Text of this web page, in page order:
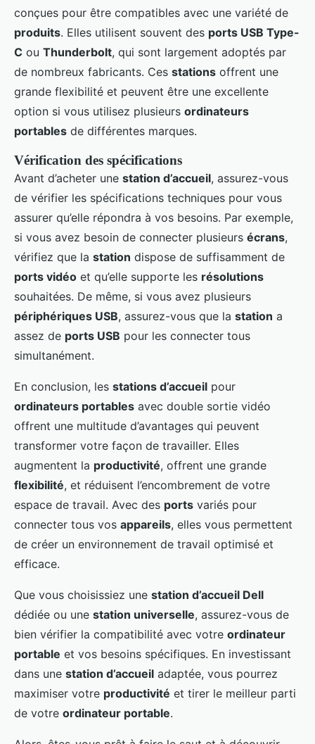
conçues pour être compatibles avec une variété de
produits. Elles utilisent souvent des ports USB Type-
C ou Thunderbolt, qui sont largement adoptés par
de nombreux fabricants. Ces stations offrent une
grande flexibilité et peuvent être une excellente
option si vous utilisez plusieurs ordinateurs
portables de différentes marques.
Vérification des spécifications
Avant d’acheter une station d’accueil, assurez-vous
de vérifier les spécifications techniques pour vous
assurer qu’elle répondra à vos besoins. Par exemple,
si vous avez besoin de connecter plusieurs écrans,
vérifiez que la station dispose de suffisamment de
ports vidéo et qu’elle supporte les résolutions
souhaitées. De même, si vous avez plusieurs
périphériques USB, assurez-vous que la station a
assez de ports USB pour les connecter tous
simultanément.
En conclusion, les stations d’accueil pour
ordinateurs portables avec double sortie vidéo
offrent une multitude d’avantages qui peuvent
transformer votre façon de travailler. Elles
augmentent la productivité, offrent une grande
flexibilité, et réduisent l’encombrement de votre
espace de travail. Avec des ports variés pour
connecter tous vos appareils, elles vous permettent
de créer un environnement de travail optimisé et
efficace.
Que vous choisissiez une station d’accueil Dell
dédiée ou une station universelle, assurez-vous de
bien vérifier la compatibilité avec votre ordinateur
portable et vos besoins spécifiques. En investissant
dans une station d’accueil adaptée, vous pourrez
maximiser votre productivité et tirer le meilleur parti
de votre ordinateur portable.